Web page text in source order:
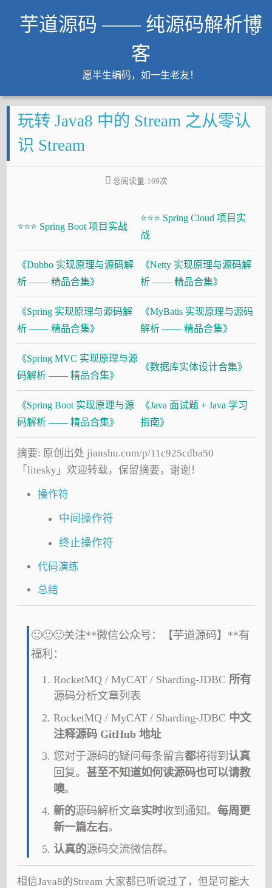
芋道源码 —— 纯源码解析博
客
愿半生编码，如一生老友！
文章
知识星球
Github
大厂面试必备
玩转 Java8 中的 Stream 之从零认
识 Stream
总阅读量:169次
⭐⭐⭐ Spring Boot 项目实战
⭐⭐⭐ Spring Cloud 项目实
战
《Dubbo 实现原理与源码解
析 —— 精品合集》
《Netty 实现原理与源码解
析 —— 精品合集》
《Spring 实现原理与源码解
析 —— 精品合集》
《MyBatis 实现原理与源码
解析 —— 精品合集》
《Spring MVC 实现原理与源
码解析 —— 精品合集》
《数据库实体设计合集》
《Spring Boot 实现原理与源
码解析 —— 精品合集》
《Java 面试题 + Java 学习
指南》
摘要: 原创出处 jianshu.com/p/11c925cdba50
「litesky」欢迎转载，保留摘要，谢谢！
操作符
中间操作符
终止操作符
代码演练
总结
🙂🙂🙂关注**微信公众号：【芋道源码】**有
福利：
RocketMQ / MyCAT / Sharding-JDBC 所有
源码分析文章列表
RocketMQ / MyCAT / Sharding-JDBC 中文
注释源码 GitHub 地址
您对于源码的疑问每条留言都将得到 认真
回复。 甚至不知道如何读源码也可以请教
噢。
新的源码解析文章实时收到通知。每周更
新一篇左右。
认真的源码交流微信群。
相信Java8的Stream 大家都已听说过了，但是可能大